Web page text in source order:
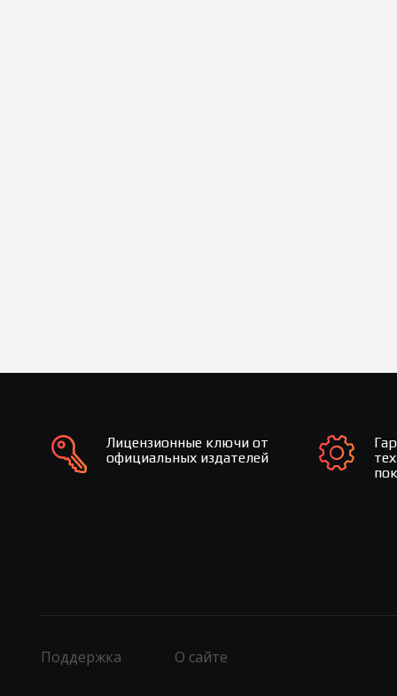
Лицензионные ключи от
официальных издателей
Поддержка О сайте